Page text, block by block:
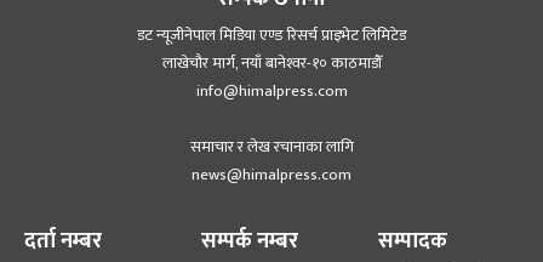
डट न्यूजीनेपाल मिडिया एण्ड रिसर्च प्राइभेट लिमिटेड
लाखेचौर मार्ग, नयाँ बानेश्‍वर-१० काठमाडौँ
info@himalpress.com
समाचार र लेख रचानाका लागि
news@himalpress.com
दर्ता नम्बर सम्पर्क नम्बर सम्पादक